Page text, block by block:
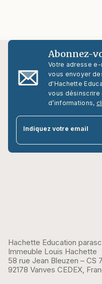
Abonnez-
Votre adresse
vous envoyer
d'Hachette
vous désinscrire
d’informations,
Indiquez votre email
Hachette Education
Immeuble Louis Hachette
58 rue Jean Bleuzen – CS
92178 Vanves CEDEX,